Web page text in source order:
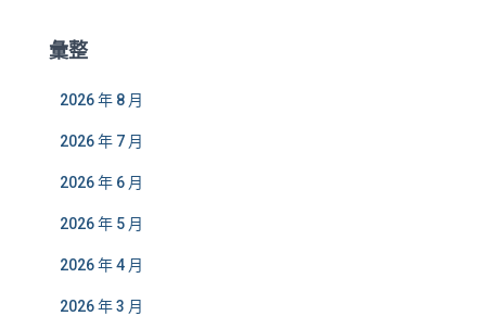
彙整
2026 年 8 月
2026 年 7 月
2026 年 6 月
2026 年 5 月
2026 年 4 月
2026 年 3 月